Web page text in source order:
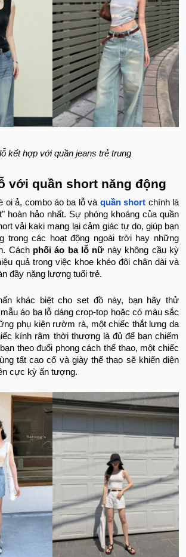
kết hợp với quần jeans trẻ trung
với quần short năng động
oi ả, combo áo ba lỗ và quần short chính là
hoàn hảo nhất. Sự phóng khoáng của quần
vải kaki mang lại cảm giác tự do, giúp bạn
trong các hoạt động ngoài trời hay những
Cách phối áo ba lỗ nữ này không cầu kỳ
quả trong việc khoe khéo đôi chân dài và
đầy năng lượng tuổi trẻ.
khác biệt cho set đồ này, bạn hãy thử
áo ba lỗ dáng crop-top hoặc có màu sắc
phụ kiện rườm rà, một chiếc thắt lưng da
kính râm thời thượng là đủ để bạn chiếm
theo đuổi phong cách thể thao, một chiếc
tất cao cổ và giày thể thao sẽ khiến diện
cực kỳ ấn tượng.